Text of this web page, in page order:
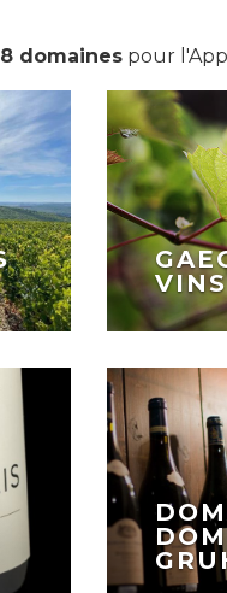
8 domaines pour